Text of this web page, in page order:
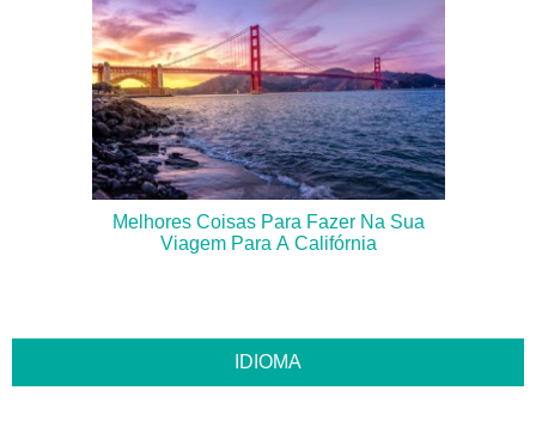
Melhores Coisas Para Fazer Na Sua
Viagem Para A Califórnia